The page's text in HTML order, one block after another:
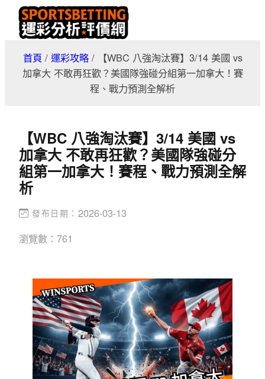
Skip
content
首頁 / 運彩攻略/
【WBC 八強淘汰賽】3/14 美國 vs
加拿大 不敢再狂歡？美國隊強碰分組第一加拿大！賽
程、戰力預測全解析
【WBC 八強淘汰賽】3/14 美國 vs
加拿大 不敢再狂歡？美國隊強碰分
組第一加拿大！賽程、戰力預測全解
析
發布日期： 2026-03-13
瀏覽數： 761